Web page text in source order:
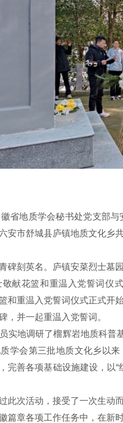
省地质学会秘书处党支部
安市舒城县庐镇地质文化乡
碑刻英名。庐镇安菜烈士墓
敬献花篮和重温入党誓词仪
和重温入党誓词仪式正式开
，并一起重温入党誓词。
实地调研了榴辉岩地质科普
学会第三批地质文化乡以
完善各项基础设施建设，以
此次活动，接受了一次生动
篇章各项工作任务中，在新